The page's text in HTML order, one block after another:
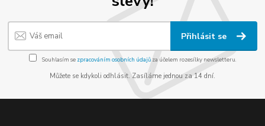
Přihlásit se
Souhlasím se zpracováním osobních údajůza účelem rozesílky newsletteru.
Můžete se kdykoli odhlásit. Zasíláme jednou za 14 dní.